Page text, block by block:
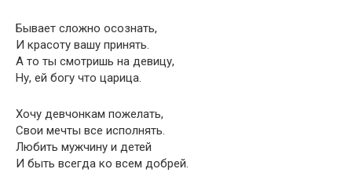
Бывает сложно осознать,
И красоту вашу принять.
А то ты смотришь на девицу,
Ну, ей богу что царица.
Хочу девчонкам пожелать,
Свои мечты все исполнять.
Любить мужчину и детей
И быть всегда ко всем добрей.